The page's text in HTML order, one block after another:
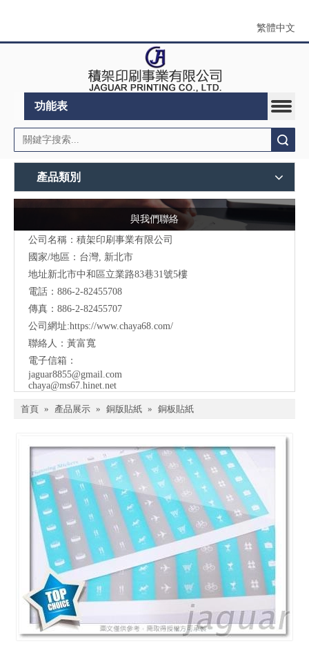
繁體中文
功能表
產品類別
與我們聯絡
公司名稱：積架印刷事業有限公司
國家/地區：台灣, 新北市
地址新北市中和區立業路83巷31號5樓
電話：886-2-82455708
傳真：886-2-82455707
公司網址:https://www.chaya68.com/
聯絡人：黃富寬
電子信箱：
jaguar8855@gmail.com
chaya@ms67.hinet.net
首頁 » 產品展示 » 銅版貼紙 » 銅板貼紙